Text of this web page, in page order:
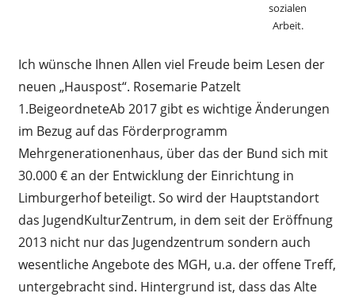
sozialen
Arbeit.
Ich wünsche Ihnen Allen viel Freude beim Lesen der
neuen „Hauspost“. Rosemarie Patzelt
1.BeigeordneteAb 2017 gibt es wichtige Änderungen
im Bezug auf das Förderprogramm
Mehrgenerationenhaus, über das der Bund sich mit
30.000 € an der Entwicklung der Einrichtung in
Limburgerhof beteiligt. So wird der Hauptstandort
das JugendKulturZentrum, in dem seit der Eröffnung
2013 nicht nur das Jugendzentrum sondern auch
wesentliche Angebote des MGH, u.a. der offene Treff,
untergebracht sind. Hintergrund ist, dass das Alte